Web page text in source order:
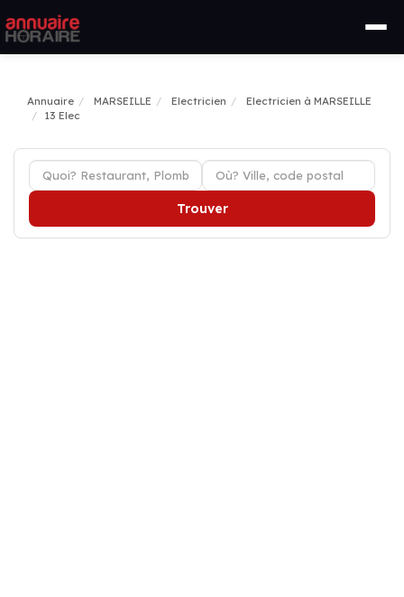
Annuaire MARSEILLE Electricien
Electricien à MARSEILLE
13 Elec
Trouver